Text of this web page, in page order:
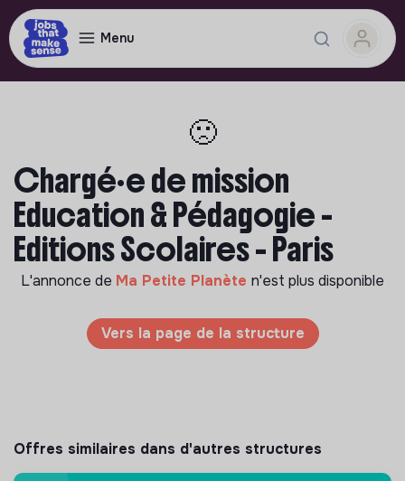
Menu
🙁
Chargé·e de mission
Education & Pédagogie -
Editions Scolaires - Paris
L'annonce de Ma Petite Planète n'est plus disponible
Vers la page de la structure
Offres similaires dans d'autres structures